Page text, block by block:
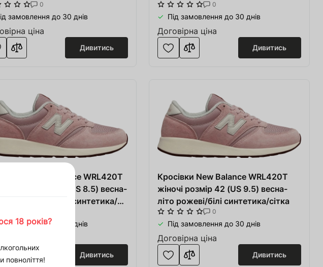
0
замовлення до 30 днів
ціна
Дивитись
0
Під замовлення до 30 днів
Договірна ціна
Дивитись
New Balance WRL420T
размер 40 (US 8.5) весна-
розовые/белые синтетика/
замовлення до 30 днів
Дивитись
Кросівки New Balance WRL420T
жіночі розмір 42 (US 9.5) весна-
літо рожеві/білі синтетика/сітка
0
Під замовлення до 30 днів
Договірна ціна
Дивитись
18 років?
повноліття!
Перейти в кошик